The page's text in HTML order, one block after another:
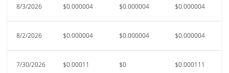
8/3/2026 $0.000004 $0.000004 $0.000004
8/2/2026 $0.000004 $0.000004 $0.000004
7/30/2026 $0.00011 $0 $0.000111